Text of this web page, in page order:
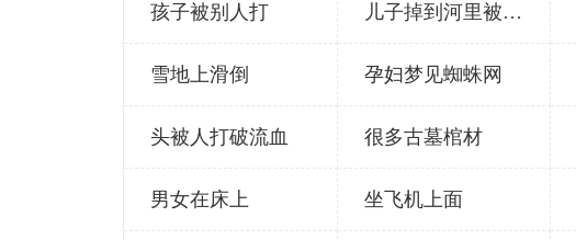
孩子被别人打 儿子掉到河里被淹死
雪地上滑倒 孕妇梦见蜘蛛网
头被人打破流血 很多古墓棺材
男女在床上 坐飞机上面